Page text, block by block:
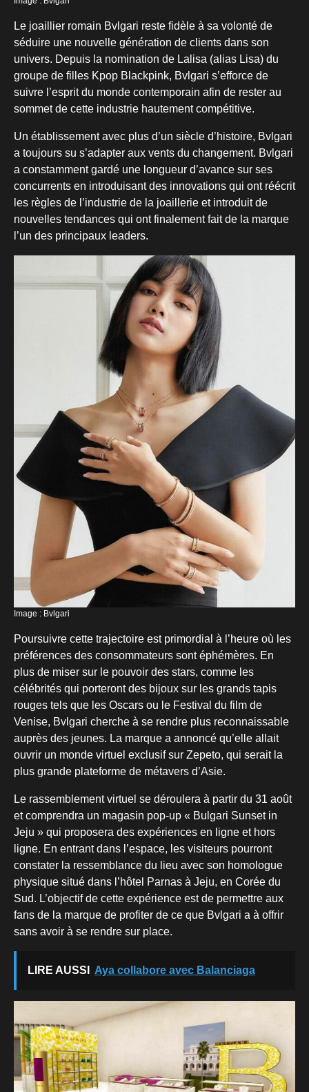
Le joaillier romain Bvlgari reste fidèle à sa volonté de
séduire une nouvelle génération de clients dans son
univers. Depuis la nomination de Lalisa (alias Lisa) du
groupe de filles Kpop Blackpink, Bvlgari s’efforce de
suivre l’esprit du monde contemporain afin de rester au
sommet de cette industrie hautement compétitive.
Un établissement avec plus d’un siècle d’histoire, Bvlgari
a toujours su s’adapter aux vents du changement. Bvlgari
a constamment gardé une longueur d’avance sur ses
concurrents en introduisant des innovations qui ont réécrit
les règles de l’industrie de la joaillerie et introduit de
nouvelles tendances qui ont finalement fait de la marque
l’un des principaux leaders.
Image : Bvlgari
Poursuivre cette trajectoire est primordial à l’heure où les
préférences des consommateurs sont éphémères. En
plus de miser sur le pouvoir des stars, comme les
célébrités qui porteront des bijoux sur les grands tapis
rouges tels que les Oscars ou le Festival du film de
Venise, Bvlgari cherche à se rendre plus reconnaissable
auprès des jeunes. La marque a annoncé qu’elle allait
ouvrir un monde virtuel exclusif sur Zepeto, qui serait la
plus grande plateforme de métavers d’Asie.
Le rassemblement virtuel se déroulera à partir du 31 août
et comprendra un magasin pop-up « Bulgari Sunset in
Jeju » qui proposera des expériences en ligne et hors
ligne. En entrant dans l’espace, les visiteurs pourront
constater la ressemblance du lieu avec son homologue
physique situé dans l’hôtel Parnas à Jeju, en Corée du
Sud. L’objectif de cette expérience est de permettre aux
fans de la marque de profiter de ce que Bvlgari a à offrir
sans avoir à se rendre sur place.
LIRE AUSSI Aya collabore avec Balanciaga